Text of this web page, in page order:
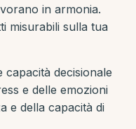
in armonia.
misurabili sulla tua
capacità decisionale
e delle emozioni
e della capacità di